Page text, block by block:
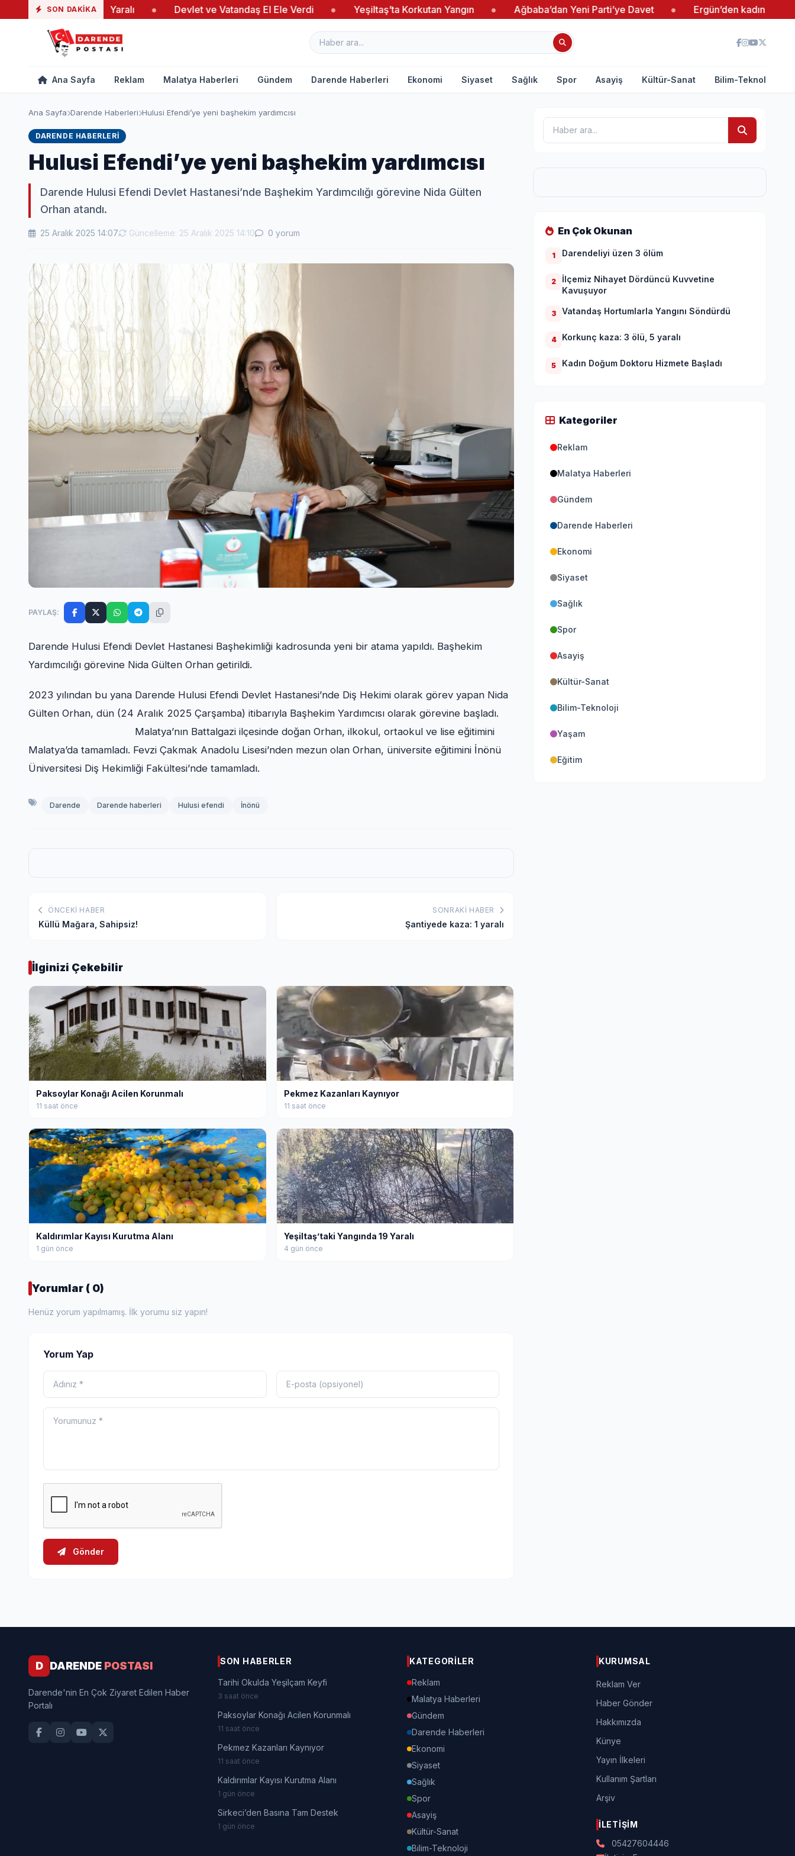
SON DAKIKA
Yangında 19 Yaralı ● Devlet ve Vatandaş El Ele Verdi ● Yeşiltaş’ta Korkutan Yangın ● Ağbaba’dan Yeni Parti’ye Davet ● Ergün’den kadın girişimcilere
Ana Sayfa Reklam Malatya Haberleri Gündem Darende Haberleri Ekonomi Siyaset Sağlık Spor Asayiş Kültür-Sanat Bilim-Teknoloji
Ana Sayfa Darende Haberleri Hulusi Efendi’ye yeni başhekim yardımcısı
DARENDE HABERLERI
Hulusi Efendi’ye yeni başhekim yardımcısı
Darende Hulusi Efendi Devlet Hastanesi’nde Başhekim Yardımcılığı görevine Nida Gülten
Orhan atandı.
25 Aralık 2025 14:07 Güncelleme: 25 Aralık 2025 14:10 0 yorum
PAYLAŞ:
Darende Hulusi Efendi Devlet Hastanesi Başhekimliği kadrosunda yeni bir atama yapıldı. Başhekim
Yardımcılığı görevine Nida Gülten Orhan getirildi.
2023 yılından bu yana Darende Hulusi Efendi Devlet Hastanesi’nde Diş Hekimi olarak görev yapan Nida
Gülten Orhan, dün (24 Aralık 2025 Çarşamba) itibarıyla Başhekim Yardımcısı olarak görevine başladı.
Malatya’nın Battalgazi ilçesinde doğan Orhan, ilkokul, ortaokul ve lise eğitimini
Malatya’da tamamladı. Fevzi Çakmak Anadolu Lisesi’nden mezun olan Orhan, üniversite eğitimini İnönü
Üniversitesi Diş Hekimliği Fakültesi’nde tamamladı.
Darende Darende haberleri Hulusi efendi İnönü
ÖNCEKI HABER
Küllü Mağara, Sahipsiz!
SONRAKI HABER
Şantiyede kaza: 1 yaralı
İlginizi Çekebilir
Paksoylar Konağı Acilen Korunmalı
11 saat önce
Pekmez Kazanları Kaynıyor
11 saat önce
Kaldırımlar Kayısı Kurutma Alanı
1 gün önce
Yeşiltaş’taki Yangında 19 Yaralı
4 gün önce
Yorumlar ( 0)
Henüz yorum yapılmamış. İlk yorumu siz yapın!
Yorum Yap
Gönder
En Çok Okunan
1 Darendeliyi üzen 3 ölüm
2
İlçemiz Nihayet Dördüncü Kuvvetine
Kavuşuyor
3 Vatandaş Hortumlarla Yangını Söndürdü
4 Korkunç kaza: 3 ölü, 5 yaralı
5 Kadın Doğum Doktoru Hizmete Başladı
Kategoriler
Reklam
Malatya Haberleri
Gündem
Darende Haberleri
Ekonomi
Siyaset
Sağlık
Spor
Asayiş
Kültür-Sanat
Bilim-Teknoloji
Yaşam
Eğitim
D DARENDE POSTASI
Darende'nin En Çok Ziyaret Edilen Haber
Portalı
SON HABERLER
Tarihi Okulda Yeşilçam Keyfi
3 saat önce
Paksoylar Konağı Acilen Korunmalı
11 saat önce
Pekmez Kazanları Kaynıyor
11 saat önce
Kaldırımlar Kayısı Kurutma Alanı
1 gün önce
Sirkeci’den Basına Tam Destek
1 gün önce
KATEGORILER
Reklam
Malatya Haberleri
Gündem
Darende Haberleri
Ekonomi
Siyaset
Sağlık
Spor
Asayiş
Kültür-Sanat
Bilim-Teknoloji
KURUMSAL
Reklam Ver
Haber Gönder
Hakkımızda
Künye
Yayın İlkeleri
Kullanım Şartları
Arşiv
İLETIŞIM
05427604446